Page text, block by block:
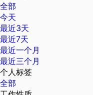
全部
今天
最近3天
最近7天
最近一个月
最近三个月
个人标签
全部